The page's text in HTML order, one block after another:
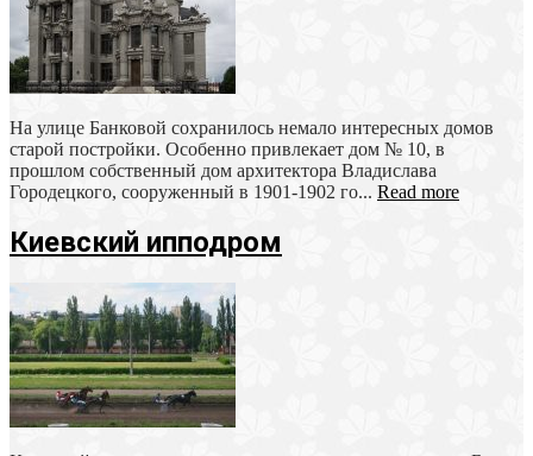
На улице Банковой сохранилось немало интересных домов
старой постройки. Особенно привлекает дом № 10, в
прошлом собственный дом архитектора Владислава
Городецкого, сооруженный в 1901-1902 го... Read more
Киевский ипподром